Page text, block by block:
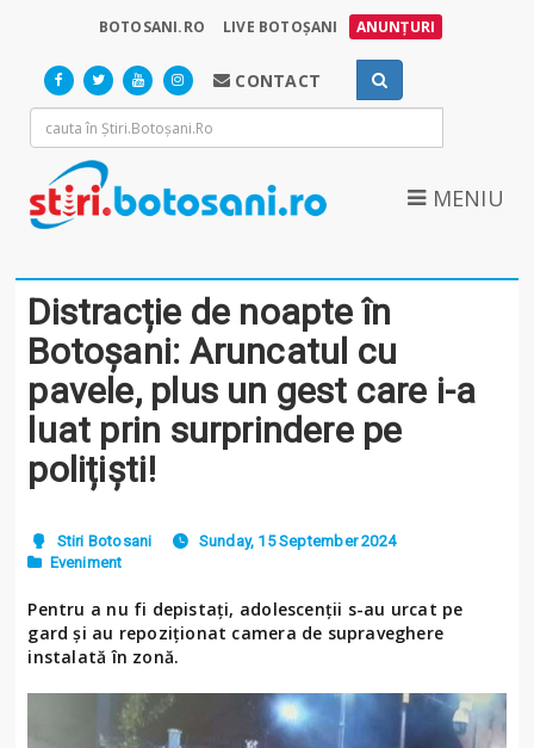
BOTOSANI.RO LIVE BOTOȘANI ANUNȚURI
CONTACT
MENIU
Distracție de noapte în
Botoșani: Aruncatul cu
pavele, plus un gest care i-a
luat prin surprindere pe
polițiști!
Stiri Botosani
Sunday, 15 September 2024
Eveniment
Pentru a nu fi depistați, adolescenții s-au urcat pe
gard și au repoziționat camera de supraveghere
instalată în zonă.